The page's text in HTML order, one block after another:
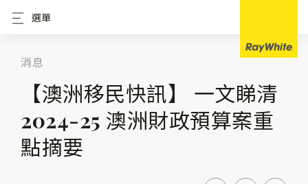
選單
消息
【澳洲移民快訊】 一文睇清
2024-25 澳洲財政預算案重
點摘要